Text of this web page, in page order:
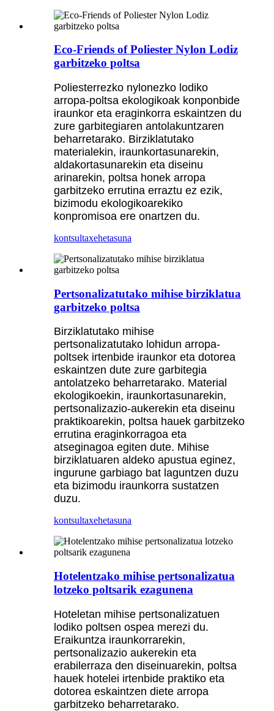
Eco-Friends of Poliester Nylon Lodiz
garbitzeko poltsa
Poliesterrezko nylonezko lodiko
arropa-poltsa ekologikoak konponbide
iraunkor eta eraginkorra eskaintzen du
zure garbitegiaren antolakuntzaren
beharretarako. Birziklatutako
materialekin, iraunkortasunarekin,
aldakortasunarekin eta diseinu
arinarekin, poltsa honek arropa
garbitzeko errutina erraztu ez ezik,
bizimodu ekologikoarekiko
konpromisoa ere onartzen du.
kontsultaxehetasuna
Pertsonalizatutako mihise birziklatua
garbitzeko poltsa
Birziklatutako mihise
pertsonalizatutako lohidun arropa-
poltsek irtenbide iraunkor eta dotorea
eskaintzen dute zure garbitegia
antolatzeko beharretarako. Material
ekologikoekin, iraunkortasunarekin,
pertsonalizazio-aukerekin eta diseinu
praktikoarekin, poltsa hauek garbitzeko
errutina eraginkorragoa eta
atseginagoa egiten dute. Mihise
birziklatuaren aldeko apustua eginez,
ingurune garbiago bat laguntzen duzu
eta bizimodu iraunkorra sustatzen
duzu.
kontsultaxehetasuna
Hotelentzako mihise pertsonalizatua
lotzeko poltsarik ezagunena
Hoteletan mihise pertsonalizatuen
lodiko poltsen ospea merezi du.
Eraikuntza iraunkorrarekin,
pertsonalizazio aukerekin eta
erabilerraza den diseinuarekin, poltsa
hauek hotelei irtenbide praktiko eta
dotorea eskaintzen diete arropa
garbitzeko beharretarako.